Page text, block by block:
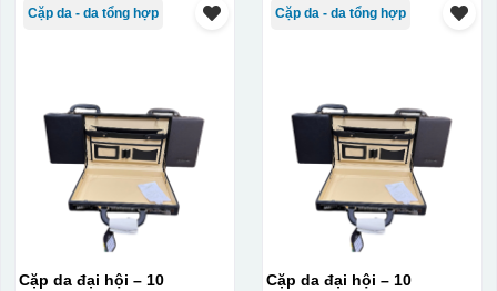
Cặp da - da tổng hợp
Cặp da đại hội – 10
Cặp da - da tổng hợp
Cặp da đại hội – 10